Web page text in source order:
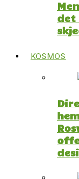
det
KOSMOS